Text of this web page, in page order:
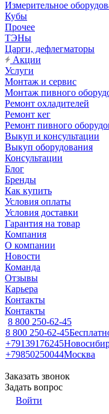
Измерительное
Кубы
Прочее
ТЭНы
Царги, дефлегматоры
Акции
Услуги
Монтаж и сервис
Монтаж пивного
Ремонт охладителей
Ремонт кег
Ремонт пивного
Выкуп и консультации
Выкуп оборудования
Консультации
Блог
Бренды
Как купить
Условия оплаты
Условия доставки
Гарантия на товар
Компания
О компании
Новости
Команда
Отзывы
Карьера
Контакты
Контакты
8 800 250-62-45
8 800 250-62-45
+79139176245
+79850250044Москва
Заказать звонок
Задать вопрос
Войти